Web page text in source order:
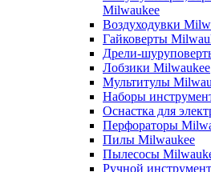
Milwaukee
Воздуходувки
Гайковерты
Дрели-
Лобзики Milwaukee
Мультитулы
Наборы
Оснастка для
Перфораторы
Пилы Milwaukee
Пылесосы
Ручной